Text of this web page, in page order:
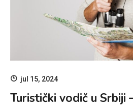
jul 15, 2024
Turistički vodič u Srbiji